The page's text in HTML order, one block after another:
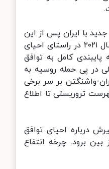
با ایران پس از این
مطرح می‌شود که مذاکرات وین که از زمان روی کار آمدن دولت بایدن در سال ۲۰۲۱ در راستای احیای
کامل به توافق
در پی حمله روسیه به
واشنگتن بر سر برخی
تروریستی تا اطلاع
درباره احیای توافق
برود. چرخه انتفاع